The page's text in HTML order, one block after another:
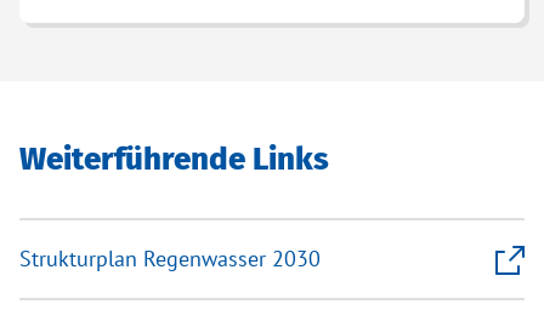
Weiterführende Links
Strukturplan Regenwasser 2030